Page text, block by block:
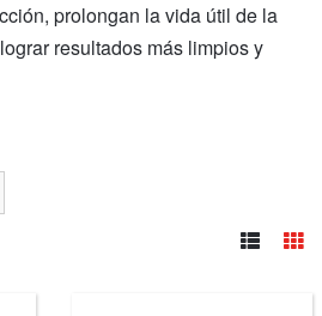
prolongan la vida útil de la
resultados más limpios y